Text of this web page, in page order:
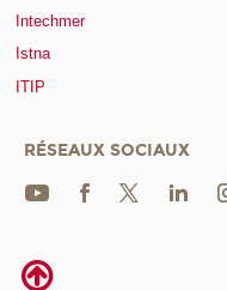
Intechmer
Istna
ITIP
RÉSEAUX SOCIAUX